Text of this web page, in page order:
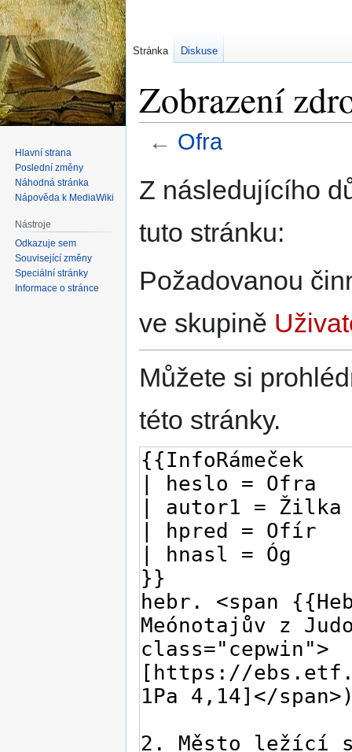
Zobrazení
← Ofra
na
na
Z následujícího
tuto stránku:
Požadovanou
ve skupině
Můžete si
této stránky.
Stránka Diskuse
Hlavní strana
Poslední změny
Náhodná stránka
Nápověda k MediaWiki
Nástroje
Odkazuje sem
Související změny
Speciální stránky
Informace o stránce